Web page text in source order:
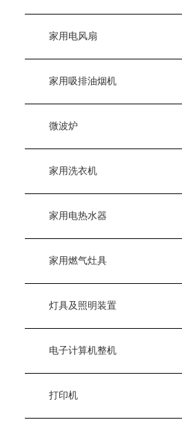
家用电风扇
家用吸排油烟机
微波炉
家用洗衣机
家用电热水器
家用燃气灶具
灯具及照明装置
电子计算机整机
打印机